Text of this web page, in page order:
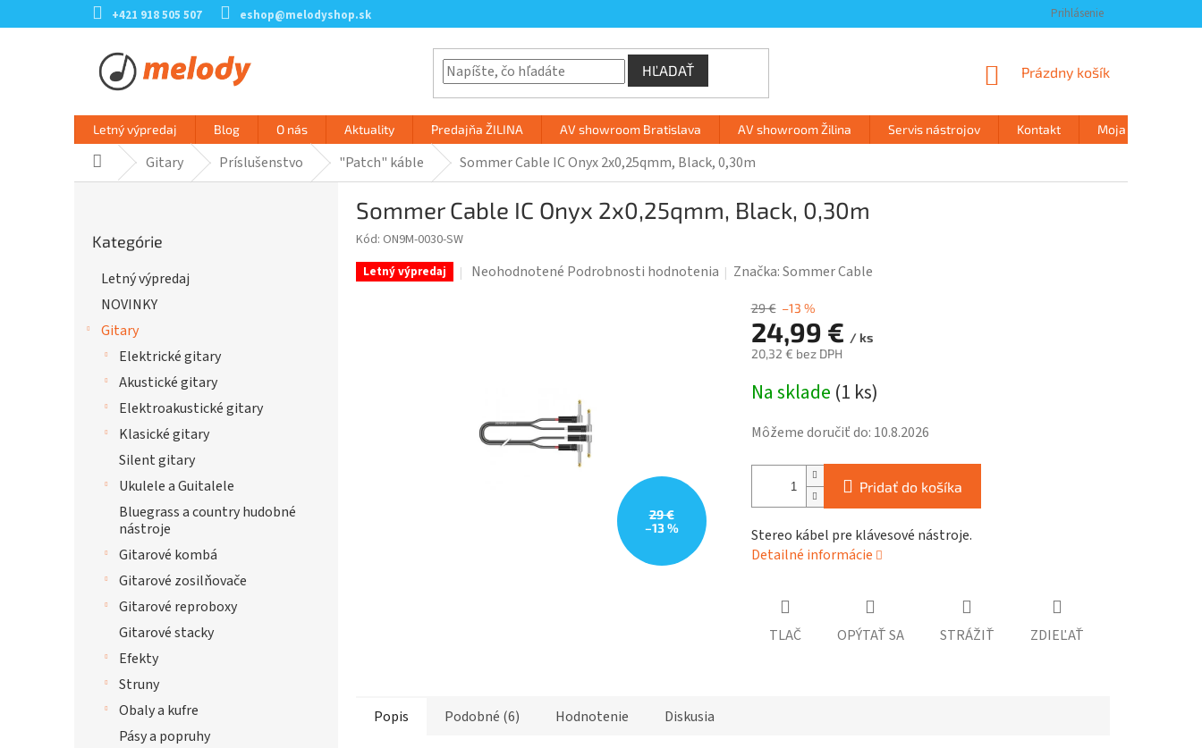
na
+421 918 505 507 eshop@melodyshop.sk Prihlásenie
HĽADAŤ
NÁKUPNÝ
Prázdny košík
Letný výpredaj Blog O nás Aktuality Predajňa ŽILINA AV showroom Bratislava AV showroom Žilina Servis nástrojov Kontakt Moja objednávka
DomovGitary Príslušenstvo "Patch" káble Sommer Cable IC Onyx 2x0,25qmm, Black, 0,30m
kategórie
Kategórie
Letný výpredaj
NOVINKY
Gitary
Elektrické gitary
Akustické gitary
Elektroakustické gitary
Klasické gitary
Silent gitary
Ukulele a Guitalele
Bluegrass a country hudobné
nástroje
Gitarové kombá
Gitarové zosilňovače
Gitarové reproboxy
Gitarové stacky
Efekty
Struny
Obaly a kufre
Pásy a popruhy
Sommer Cable IC Onyx 2x0,25qmm, Black, 0,30m
Kód: ON9M-0030-SW
Letný výpredaj
Priemerné
Neohodnotené Podrobnosti hodnotenia Značka:Sommer Cable
29 €
–13 %
29 € –13 %
24,99 € / ks
20,32 € bez DPH
cena:
Na sklade (1 ks)
Môžeme doručiť do: 10.8.2026
Pridať do košíka
Stereo kábel pre klávesové nástroje.
Detailné informácie
TLAČ OPÝTAŤ SA STRÁŽIŤ ZDIEĽAŤ
Popis Podobné (6) Hodnotenie Diskusia